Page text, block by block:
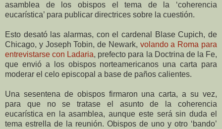
asamblea de los obispos el tema de la ‘coherencia
eucarística’ para publicar directrices sobre la cuestión.
Esto desató las alarmas, con el cardenal Blase Cupich, de
Chicago, y Joseph Tobin, de Newark, volando a Roma para
entrevistarse con Ladaria, prefecto para la Doctrina de la Fe,
que envió a los obispos norteamericanos una carta para
moderar el celo episcopal a base de paños calientes.
Una sesentena de obispos firmaron una carta, a su vez,
para que no se tratase el asunto de la coherencia
eucarística en la asamblea, aunque este será sin duda el
tema estrella de la reunión. Obispos de uno y otro ‘bando’